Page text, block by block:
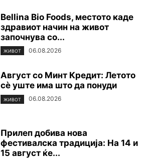
Bellina Bio Foods, местото каде
здравиот начин на живот
започнува со...
ЖИВОТ 06.08.2026
Август со Минт Кредит: Летото
сè уште има што да понуди
ЖИВОТ 06.08.2026
Прилеп добива нова
фестивалска традиција: На 14 и
15 август ќе...